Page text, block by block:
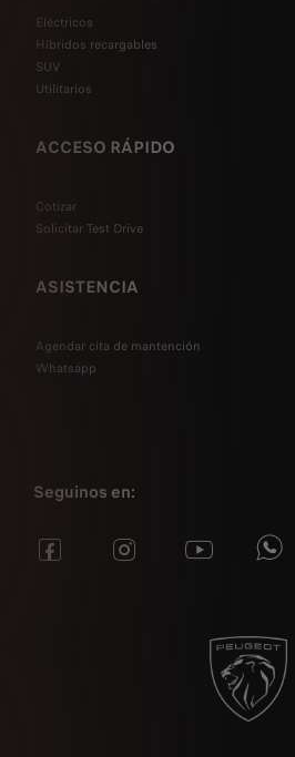
Eléctricos
Híbridos recargables
SUV
Utilitarios
ACCESO RÁPIDO
Cotizar
Solicitar Test Drive
ASISTENCIA
Agendar cita de mantención
Whatsapp
Seguinos en: